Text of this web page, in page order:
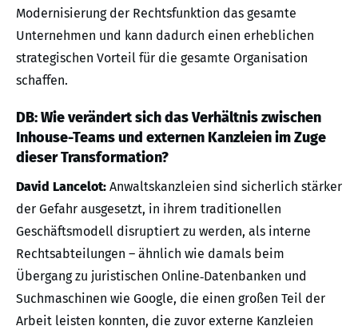
Modernisierung der Rechtsfunktion das gesamte
Unternehmen und kann dadurch einen erheblichen
strategischen Vorteil für die gesamte Organisation
schaffen.
DB: Wie verändert sich das Verhältnis zwischen
Inhouse-Teams und externen Kanzleien im Zuge
dieser Transformation?
David Lancelot: Anwaltskanzleien sind sicherlich stärker
der Gefahr ausgesetzt, in ihrem traditionellen
Geschäftsmodell disruptiert zu werden, als interne
Rechtsabteilungen – ähnlich wie damals beim
Übergang zu juristischen Online‑Datenbanken und
Suchmaschinen wie Google, die einen großen Teil der
Arbeit leisten konnten, die zuvor externe Kanzleien